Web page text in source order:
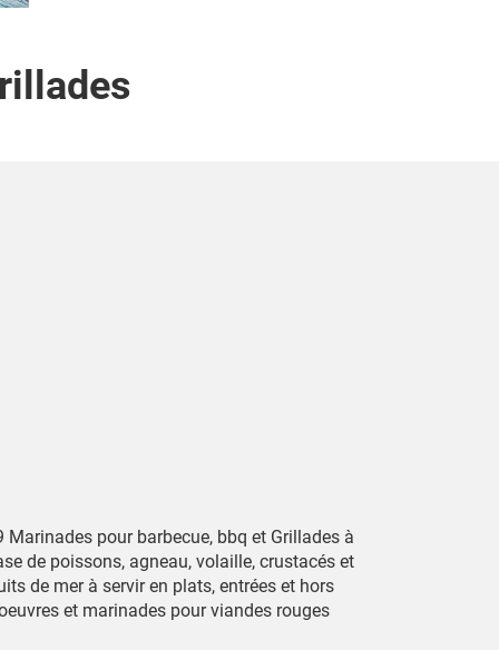
Marinades pour barbecue, bbq et Grillades à
de poissons, agneau, volaille, crustacés et
de mer à servir en plats, entrées et hors
et marinades pour viandes rouges